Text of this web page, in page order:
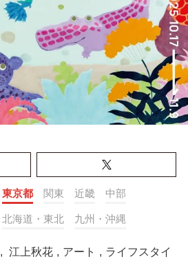
東京都 関東 近畿 中部
北海道・東北 九州・沖縄
, 江上秋花 , アート , ライフスタイ